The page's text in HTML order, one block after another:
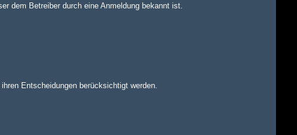
dem Betreiber durch eine Anmeldung bekannt ist.
Entscheidungen berücksichtigt werden.